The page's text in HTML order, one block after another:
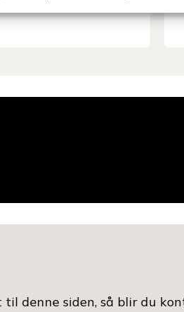
denne siden, så blir du